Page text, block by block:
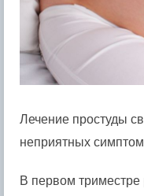
Лечение простуды
неприятных
В первом триместре